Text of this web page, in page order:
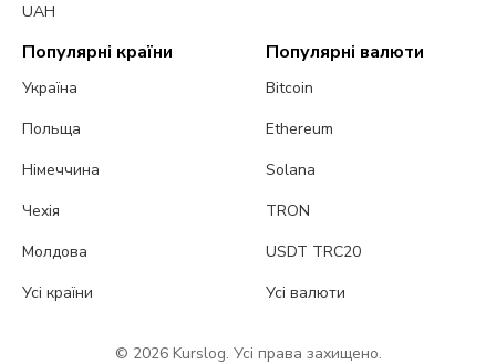
UAH
Популярні країни
Україна
Польща
Німеччина
Чехія
Молдова
Усі країни
Популярні валюти
Bitcoin
Ethereum
Solana
TRON
USDT TRC20
Усі валюти
© 2026 Kurslog. Усі права захищено.